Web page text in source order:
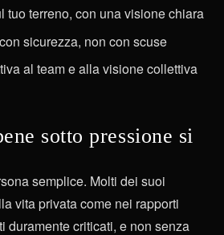
tuo terreno, con una visione chiara
sicurezza, non con scuse
al team e alla visione collettiva
sotto pressione si
semplice. Molti dei suoi
vita privata come nei rapporti
criticati, e non senza